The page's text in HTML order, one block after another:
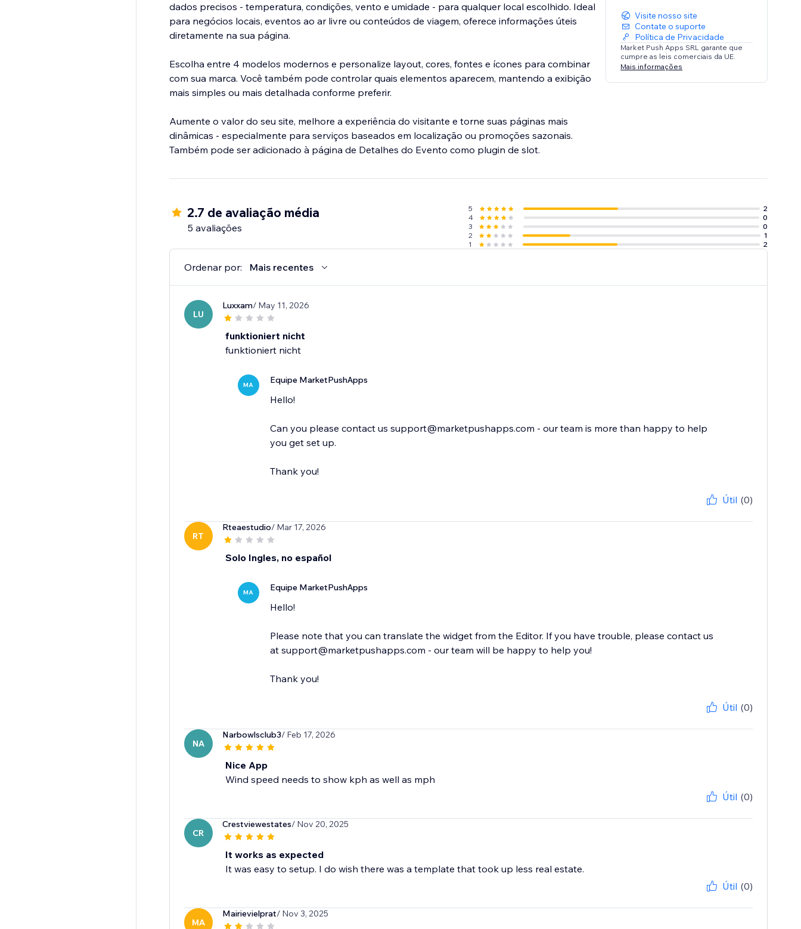
dados precisos - temperatura, condições, vento e umidade - para qualquer local escolhido. Ideal
para negócios locais, eventos ao ar livre ou conteúdos de viagem, oferece informações úteis
diretamente na sua página.
Escolha entre 4 modelos modernos e personalize layout, cores, fontes e ícones para combinar
com sua marca. Você também pode controlar quais elementos aparecem, mantendo a exibição
mais simples ou mais detalhada conforme preferir.
Aumente o valor do seu site, melhore a experiência do visitante e torne suas páginas mais
dinâmicas - especialmente para serviços baseados em localização ou promoções sazonais.
Também pode ser adicionado à página de Detalhes do Evento como plugin de slot.
Visite nosso site
Contate o suporte
Política de Privacidade
Market Push Apps SRL garante que
cumpre as leis comerciais da UE.
Mais informações
2.7 de avaliação média
5 avaliações
5
2
4
0
3
0
2
1
1
2
Ordenar por: Mais recentes
LU
Luxxam/ May 11, 2026
funktioniert nicht
funktioniert nicht
MA Equipe MarketPushApps
Hello!
Can you please contact us support@marketpushapps.com - our team is more than happy to help
you get set up.
Thank you!
Útil (0)
RT
Rteaestudio/ Mar 17, 2026
Solo Ingles, no español
MA Equipe MarketPushApps
Hello!
Please note that you can translate the widget from the Editor. If you have trouble, please contact us
at support@marketpushapps.com - our team will be happy to help you!
Thank you!
Útil (0)
NA
Narbowlsclub3/ Feb 17, 2026
Nice App
Wind speed needs to show kph as well as mph
Útil (0)
CR
Crestviewestates/ Nov 20, 2025
It works as expected
It was easy to setup. I do wish there was a template that took up less real estate.
Útil (0)
MA
Mairievielprat/ Nov 3, 2025